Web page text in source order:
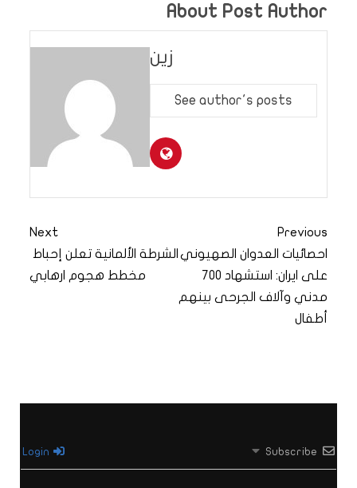
About Post Author
زين
See author's posts
Previous
احصائيات العدوان الصهيوني
على ايران: استشهاد 700
مدني وآلاف الجرحى بينهم
أطفال
Next
الشرطة الألمانية تعلن إحباط
مخطط هجوم ارهابي
Subscribe